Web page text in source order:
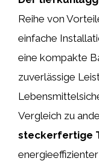
Reihe von
einfache
eine kompakte
zuverlässige
Vergleich zu
steckerfertige